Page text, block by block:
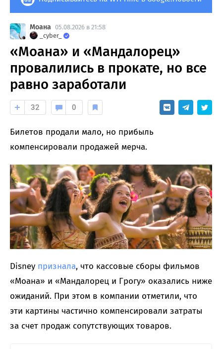
Моана 05.08.2026 в 21:58
_cyber_
«Моана» и «Мандалорец»
провалились в прокате, но все
равно заработали
32 0
Билетов продали мало, но прибыль
компенсировали продажей мерча.
Disney признала, что кассовые сборы фильмов
«Моана» и «Мандалорец и Грогу» оказались ниже
ожиданий. При этом в компании отметили, что
эти картины частично компенсировали затраты
за счет продаж сопутствующих товаров.